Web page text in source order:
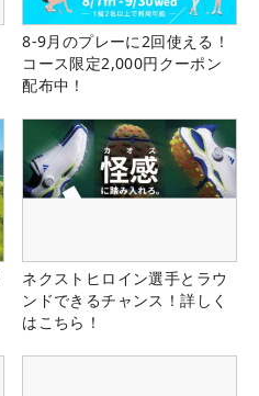
8-9月のプレーに2回使える！
コース限定2,000円クーポン
配布中！
ネクストヒロイン選手とラウ
ンドできるチャンス！詳しく
はこちら！